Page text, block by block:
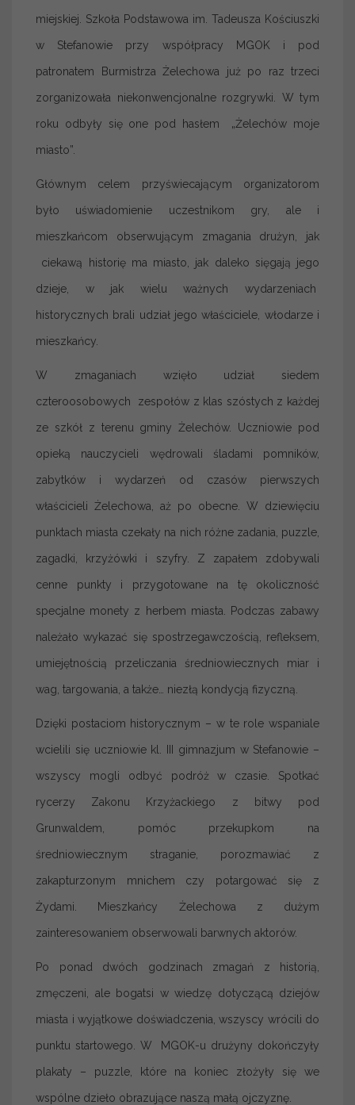
miejskiej. Szkoła Podstawowa im. Tadeusza Kościuszki
w Stefanowie przy współpracy MGOK i pod
patronatem Burmistrza Żelechowa już po raz trzeci
zorganizowała niekonwencjonalne rozgrywki. W tym
roku odbyły się one pod hasłem „Żelechów moje
miasto”.
Głównym celem przyświecającym organizatorom
było uświadomienie uczestnikom gry, ale i
mieszkańcom obserwującym zmagania drużyn, jak
ciekawą historię ma miasto, jak daleko sięgają jego
dzieje, w jak wielu ważnych wydarzeniach
historycznych brali udział jego właściciele, włodarze i
mieszkańcy.
W zmaganiach wzięło udział siedem
czteroosobowych zespołów z klas szóstych z każdej
ze szkół z terenu gminy Żelechów. Uczniowie pod
opieką nauczycieli wędrowali śladami pomników,
zabytków i wydarzeń od czasów pierwszych
właścicieli Żelechowa, aż po obecne. W dziewięciu
punktach miasta czekały na nich różne zadania, puzzle,
zagadki, krzyżówki i szyfry. Z zapałem zdobywali
cenne punkty i przygotowane na tę okoliczność
specjalne monety z herbem miasta. Podczas zabawy
należało wykazać się spostrzegawczością, refleksem,
umiejętnością przeliczania średniowiecznych miar i
wag, targowania, a także… niezłą kondycją fizyczną.
Dzięki postaciom historycznym – w te role wspaniale
wcielili się uczniowie kl. III gimnazjum w Stefanowie –
wszyscy mogli odbyć podróż w czasie. Spotkać
rycerzy Zakonu Krzyżackiego z bitwy pod
Grunwaldem, pomóc przekupkom na
średniowiecznym straganie, porozmawiać z
zakapturzonym mnichem czy potargować się z
Żydami. Mieszkańcy Żelechowa z dużym
zainteresowaniem obserwowali barwnych aktorów.
Po ponad dwóch godzinach zmagań z historią,
zmęczeni, ale bogatsi w wiedzę dotyczącą dziejów
miasta i wyjątkowe doświadczenia, wszyscy wrócili do
punktu startowego. W MGOK-u drużyny dokończyły
plakaty – puzzle, które na koniec złożyły się we
wspólne dzieło obrazujące naszą małą ojczyznę.